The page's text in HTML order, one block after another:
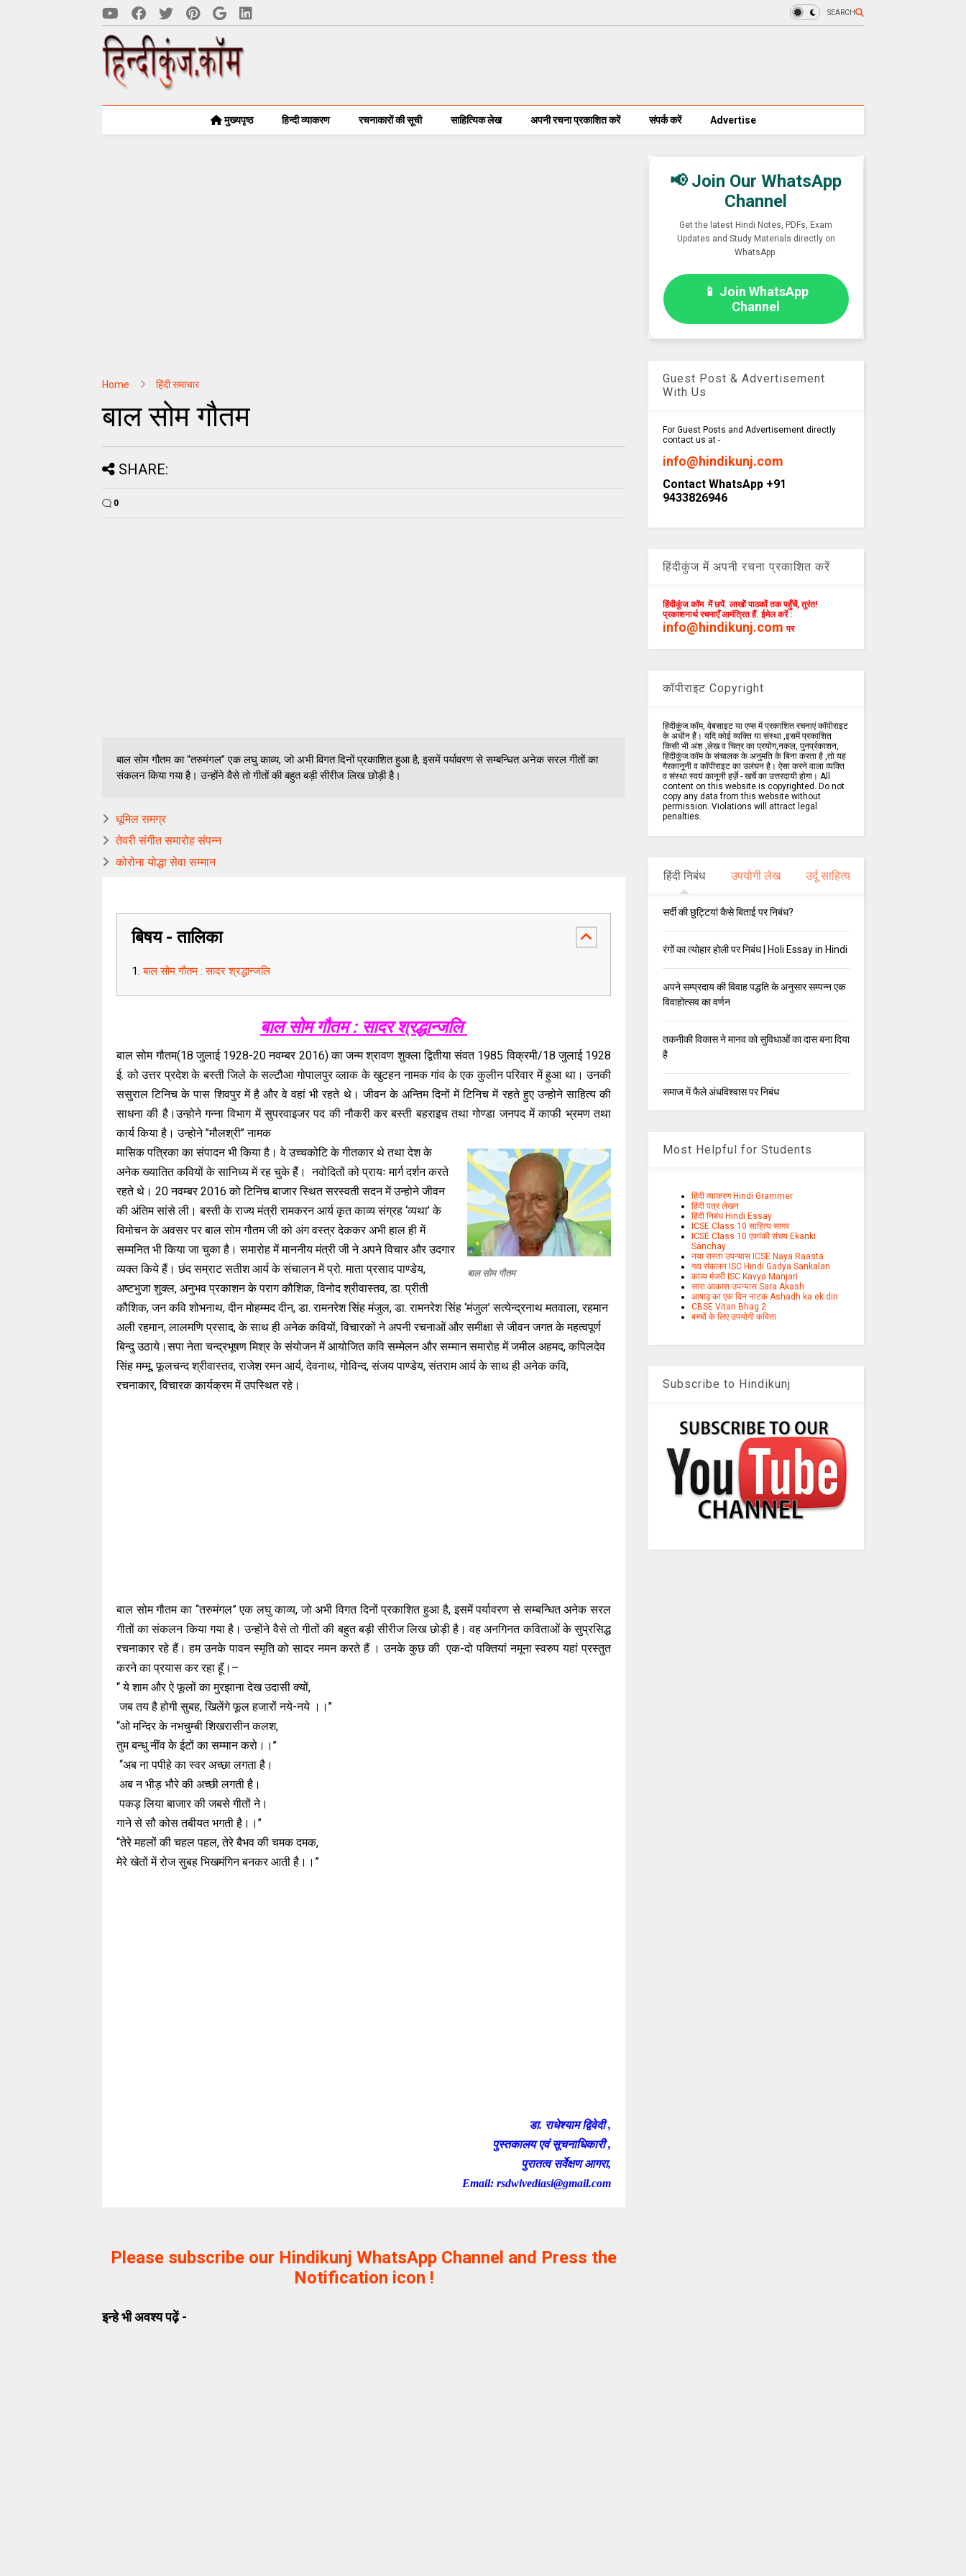
SEARCH
मुख्यपृष्ठ हिन्दी व्याकरण रचनाकारों की सूची साहित्यिक लेख अपनी रचना प्रकाशित करें संपर्क करें Advertise
Home हिंदी समाचार
बाल सोम गौतम
SHARE:
0
बाल सोम गौतम का “तरुमंगल” एक लघु काव्य, जो अभी विगत दिनों प्रकाशित हुआ है, इसमें पर्यावरण से सम्बन्धित अनेक सरल गीतों का
संकलन किया गया है। उन्होंने वैसे तो गीतों की बहुत बड़ी सीरीज लिख छोड़ी है।
धूमिल समग्र
तेवरी संगीत समारोह संपन्न
कोरोना योद्धा सेवा सम्मान
बिषय - तालिका
बाल सोम गौतम : सादर श्रद्धान्जलि
बाल सोम गौतम : सादर श्रद्धान्जलि
बाल सोम गौतम(18 जुलाई 1928-20 नवम्बर 2016) का जन्म श्रावण शुक्ला द्वितीया संवत 1985 विक्रमी/18 जुलाई 1928
ई. को उत्तर प्रदेश के बस्ती जिले के सल्टौआ गोपालपुर व्लाक के खुटहन नामक गांव के एक कुलीन परिवार में हुआ था। उनकी
ससुराल टिनिच के पास शिवपुर में है और वे वहां भी रहते थे। जीवन के अन्तिम दिनों में टिनिच में रहते हुए उन्होने साहित्य की
साधना की है।उन्होने गन्ना विभाग में सुपरवाइजर पद की नौकरी कर बस्ती बहराइच तथा गोण्डा जनपद में काफी भ्रमण तथा
कार्य किया है। उन्होने ’’मौलश्री’’ नामक
बाल सोम गौतम
मासिक पत्रिका का संपादन भी किया है। वे उच्चकोटि के गीतकार थे तथा देश के
अनेक ख्यातित कवियों के सानिध्य में रह चुके हैं। नवोदितों को प्रायः मार्ग दर्शन करते
रहते थे। 20 नवम्बर 2016 को टिनिच बाजार स्थित सरस्वती सदन में उन्होने जीवन
की अंतिम सांसे ली। बस्ती के राज्य मंत्री रामकरन आर्य कृत काव्य संग्रह ‘व्यथा’ के
विमोचन के अवसर पर बाल सोम गौतम जी को अंग वस्त्र देककर अभी हाल ही में
सम्मनित भी किया जा चुका है। समारोह में माननीय मंत्री जी ने अपने विचार और उदगार
व्यक्त किये हैं। छंद सम्राट सतीश आर्य के संचालन में प्रो. माता प्रसाद पाण्डेय,
अष्टभुजा शुक्ल, अनुभव प्रकाशन के पराग कौशिक, विनोद श्रीवास्तव, डा. प्रीती
कौशिक, जन कवि शोभनाथ, दीन मोहम्मद दीन, डा. रामनरेश सिंह मंजुल, डा. रामनरेश सिंह ‘मंजुल’ सत्येन्द्रनाथ मतवाला, रहमान
अली रहमान, लालमणि प्रसाद, के साथ ही अनेक कवियों, विचारकों ने अपनी रचनाओं और समीक्षा से जीवन जगत के महत्वपूर्ण
बिन्दु उठाये।सपा नेता चन्द्रभूषण मिश्र के संयोजन में आयोजित कवि सम्मेलन और सम्मान समारोह में जमील अहमद, कपिलदेव
सिंह मम्मू, फूलचन्द श्रीवास्तव, राजेश रमन आर्य, देवनाथ, गोविन्द, संजय पाण्डेय, संतराम आर्य के साथ ही अनेक कवि,
रचनाकार, विचारक कार्यक्रम में उपस्थित रहे।
बाल सोम गौतम का “तरुमंगल” एक लघु काव्य, जो अभी विगत दिनों प्रकाशित हुआ है, इसमें पर्यावरण से सम्बन्धित अनेक सरल
गीतों का संकलन किया गया है। उन्होंने वैसे तो गीतों की बहुत बड़ी सीरीज लिख छोड़ी है। वह अनगिनत कविताओं के सुप्रसिद्ध
रचनाकार रहे हैं। हम उनके पावन स्मृति को सादर नमन करते हैं । उनके कुछ की एक-दो पक्तियां नमूना स्वरुप यहां प्रस्तुत
करने का प्रयास कर रहा हॅू।–
‘‘ ये शाम और ऐ फूलों का मुरझाना देख उदासी क्यों,
जब तय है होगी सुबह, खिलेंगे फूल हजारों नये-नये ।।’’
‘‘ओ मन्दिर के नभचुम्बी शिखरासीन कलश,
तुम बन्धु नींव के ईटों का सम्मान करो।।’’
“अब ना पपीहे का स्वर अच्छा लगता है।
अब न भीड़ भौरे की अच्छी लगती है।
पकड़ लिया बाजार की जबसे गीतों ने।
गाने से सौ कोस तबीयत भगती है।।’’
“तेरे महलों की चहल पहल, तेरे बैभव की चमक दमक,
मेरे खेतों में रोज सुबह भिखमंगिन बनकर आती है।।”
डा. राधेश्याम द्विवेदी ,
पुस्तकालय एवं सूचनाधिकारी ,
पुरातत्व सर्वेक्षण आगरा,
Email: rsdwivediasi@gmail.com
Please subscribe our Hindikunj WhatsApp Channel and Press the
Notification icon !
इन्हे भी अवश्य पढ़ें -
📢 Join Our WhatsApp
Channel
Get the latest Hindi Notes, PDFs, Exam
Updates and Study Materials directly on
WhatsApp.
📱 Join WhatsApp
Channel
Guest Post & Advertisement
With Us
For Guest Posts and Advertisement directly
contact us at -
info@hindikunj.com
Contact WhatsApp +91
9433826946
हिंदीकुंज में अपनी रचना प्रकाशित करें
हिंदीकुंज.कॉम में छपें. लाखों पाठकों तक पहुँचें, तुरंत!
प्रकाशनार्थ रचनाएँ आमंत्रित हैं. ईमेल करें :
info@hindikunj.com पर
कॉपीराइट Copyright
हिंदीकुंज.कॉम, वेबसाइट या एप्स में प्रकाशित रचनाएं कॉपीराइट
के अधीन हैं। यदि कोई व्यक्ति या संस्था ,इसमें प्रकाशित
किसी भी अंश ,लेख व चित्र का प्रयोग,नकल, पुनर्प्रकाशन,
हिंदीकुंज.कॉम के संचालक के अनुमति के बिना करता है ,तो यह
गैरकानूनी व कॉपीराइट का उलंघन है। ऐसा करने वाला व्यक्ति
व संस्था स्वयं कानूनी हर्ज़े - खर्चे का उत्तरदायी होगा। All
content on this website is copyrighted. Do not
copy any data from this website without
permission. Violations will attract legal
penalties.
हिंदी निबंध उपयोगी लेख उर्दू साहित्य
सर्दी की छुट्टियां कैसे बिताई पर निबंध?
रंगों का त्योहार होली पर निबंध | Holi Essay in Hindi
अपने सम्प्रदाय की विवाह पद्धति के अनुसार सम्पन्न एक
विवाहोत्सव का वर्णन
तकनीकी विकास ने मानव को सुविधाओं का दास बना दिया
है
समाज में फैले अंधविश्वास पर निबंध
Most Helpful for Students
हिंदी व्याकरण Hindi Grammer
हिंदी पत्र लेखन
हिंदी निबंध Hindi Essay
ICSE Class 10 साहित्य सागर
ICSE Class 10 एकांकी संचय Ekanki
Sanchay
नया रास्ता उपन्यास ICSE Naya Raasta
गद्य संकलन ISC Hindi Gadya Sankalan
काव्य मंजरी ISC Kavya Manjari
सारा आकाश उपन्यास Sara Akash
आषाढ़ का एक दिन नाटक Ashadh ka ek din
CBSE Vitan Bhag 2
बच्चों के लिए उपयोगी कविता
Subscribe to Hindikunj